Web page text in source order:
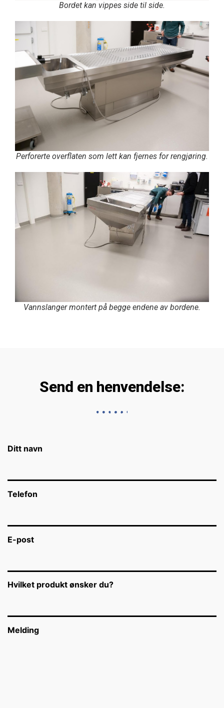
Bordet kan vippes side til side.
Perforerte overflaten som lett kan fjernes for rengjøring.
Vannslanger montert på begge endene av bordene.
Send en henvendelse:
Ditt navn
Telefon
E-post
Hvilket produkt ønsker du?
Melding